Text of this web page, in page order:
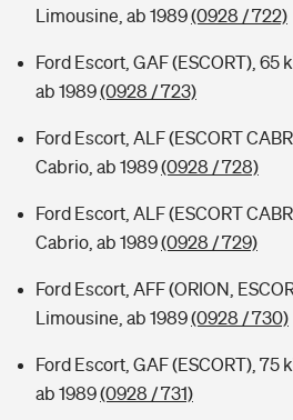
Limousine, ab 1989(0928 / 722)
Ford Escort, GAF (ESCORT), 65
ab 1989(0928 / 723)
Ford Escort, ALF (ESCORT
Cabrio, ab 1989(0928 / 728)
Ford Escort, ALF (ESCORT
Cabrio, ab 1989(0928 / 729)
Ford Escort, AFF (ORION,
Limousine, ab 1989(0928 / 730)
Ford Escort, GAF (ESCORT), 75
ab 1989(0928 / 731)